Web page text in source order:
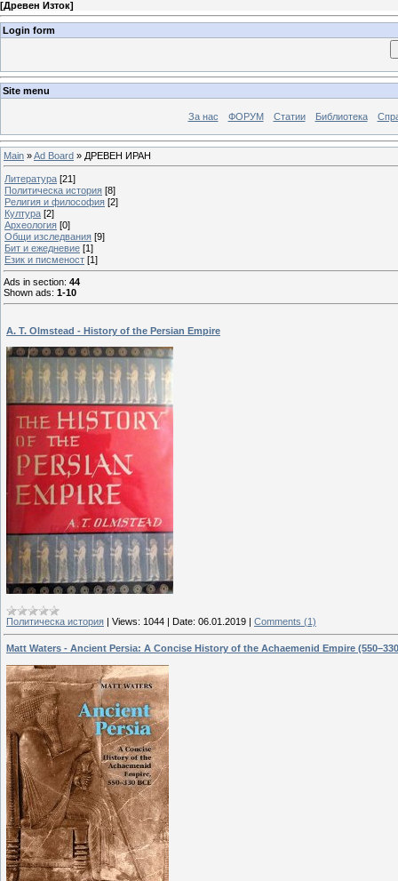
[Древен Изток]
Login form
Site menu
За нас ФОРУМ Статии Библиотека
Main »Ad Board » ДРЕВЕН ИРАН
Литература [21]
Политическа история [8]
Религия и философия [2]
Култура [2]
Археология [0]
Общи изследвания [9]
Бит и ежедневие [1]
Език и писменост [1]
Ads in section: 44
Shown ads: 1-10
A. T. Olmstead - History of the Persian Empire
Политическа история | Views: 1044 | Date: 06.01.2019 | Comments (1)
Matt Waters - Ancient Persia: A Concise History of the Achaemenid Empire